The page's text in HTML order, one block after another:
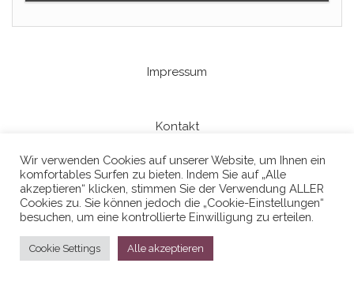
Impressum
Kontakt
Datenschutzerklaerung
Stolz präsentiert vonWordPress
Wir verwenden Cookies auf unserer Website, um Ihnen ein
komfortables Surfen zu bieten. Indem Sie auf „Alle
akzeptieren“ klicken, stimmen Sie der Verwendung ALLER
Cookies zu. Sie können jedoch die „Cookie-Einstellungen“
besuchen, um eine kontrollierte Einwilligung zu erteilen.
Cookie Settings Alle akzeptieren